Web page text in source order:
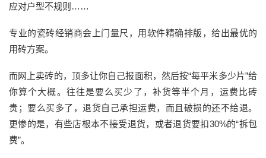
应对户型不规则 ……
专业的瓷砖经销商会上门量尺，用软件精确排版，给出最优的
用砖方案。
而网上卖砖的，顶多让你自己报面积，然后按“每平米多少片”给
你算个大概。 往往是要么买少了，补货等半个月，运费比砖
贵；要么买多了，退货自己承担运费，而且破损的还不给退。
更惨的是，有些店根本不接受退货，或者退货要扣30%的“拆包
费”。